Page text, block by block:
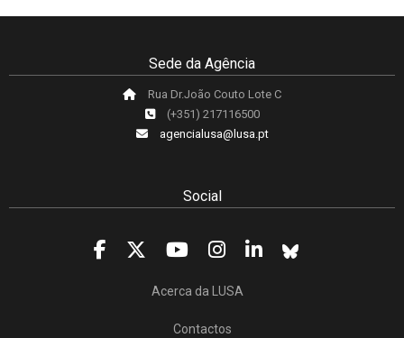
Sede da Agência
Rua Dr.João Couto Lote C
(+351) 217116500
agencialusa@lusa.pt
Social
Acerca da LUSA
Contactos